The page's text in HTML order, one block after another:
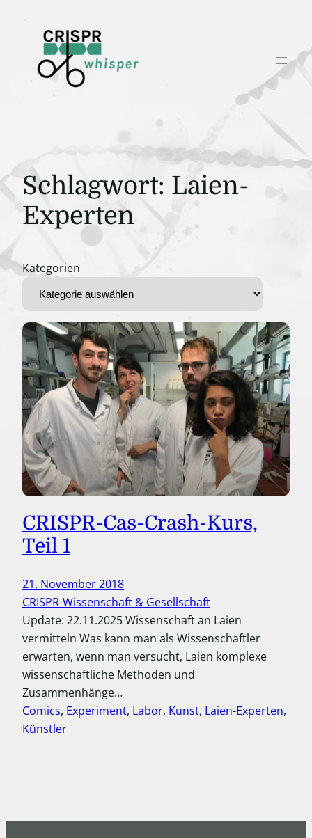
Schlagwort: Laien-
Experten
Kategorien
CRISPR-Cas-Crash-Kurs,
Teil 1
21. November 2018
CRISPR-Wissenschaft & Gesellschaft
Update: 22.11.2025 Wissenschaft an Laien
vermitteln Was kann man als Wissenschaftler
erwarten, wenn man versucht, Laien komplexe
wissenschaftliche Methoden und
Zusammenhänge…
Comics, Experiment, Labor, Kunst, Laien-Experten
Künstler